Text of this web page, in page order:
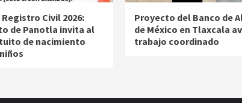
Civil 2026:
de Panotla invita al
de nacimiento
Proyecto del Banco de
de México en Tlaxcala
trabajo coordinado